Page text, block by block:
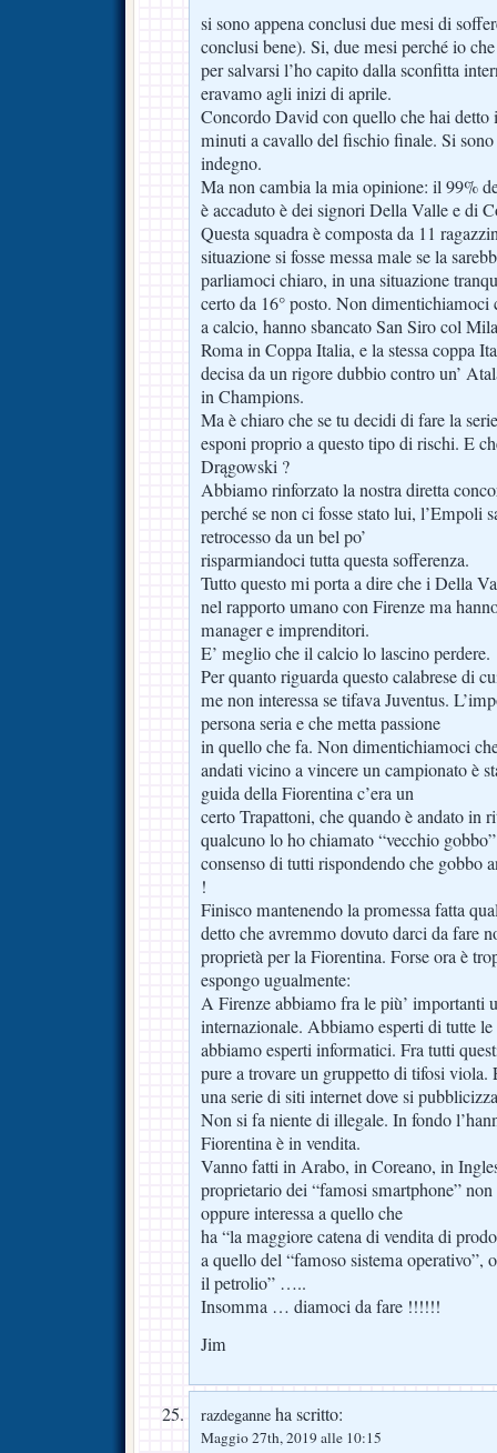
si sono appena conclusi due mesi di
conclusi bene). Si, due mesi perché io
per salvarsi l’ho capito dalla sconfitta
eravamo agli inizi di aprile.
Concordo David con quello che hai
minuti a cavallo del fischio finale. Si
indegno.
Ma non cambia la mia opinione: il 99%
è accaduto è dei signori Della Valle e di
Questa squadra è composta da 11
situazione si fosse messa male se la
parliamoci chiaro, in una situazione
certo da 16° posto. Non dimentichiamoci
a calcio, hanno sbancato San Siro col
Roma in Coppa Italia, e la stessa coppa
decisa da un rigore dubbio contro un’
in Champions.
Ma è chiaro che se tu decidi di fare la
esponi proprio a questo tipo di rischi. E
Drągowski ?
Abbiamo rinforzato la nostra diretta
perché se non ci fosse stato lui, l’Empoli
retrocesso da un bel po’
risparmiandoci tutta questa sofferenza.
Tutto questo mi porta a dire che i Della
nel rapporto umano con Firenze ma
manager e imprenditori.
E’ meglio che il calcio lo lascino perdere.
Per quanto riguarda questo calabrese di
me non interessa se tifava Juventus.
persona seria e che metta passione
in quello che fa. Non dimentichiamoci
andati vicino a vincere un campionato è
guida della Fiorentina c’era un
certo Trapattoni, che quando è andato in
qualcuno lo ho chiamato “vecchio
consenso di tutti rispondendo che gobbo
!
Finisco mantenendo la promessa fatta
detto che avremmo dovuto darci da fare
proprietà per la Fiorentina. Forse ora è
espongo ugualmente:
A Firenze abbiamo fra le più’ importanti
internazionale. Abbiamo esperti di tutte
abbiamo esperti informatici. Fra tutti
pure a trovare un gruppetto di tifosi viola.
una serie di siti internet dove si
Non si fa niente di illegale. In fondo
Fiorentina è in vendita.
Vanno fatti in Arabo, in Coreano, in
proprietario dei “famosi smartphone”
oppure interessa a quello che
ha “la maggiore catena di vendita di
a quello del “famoso sistema operativo”,
il petrolio” …..
Insomma … diamoci da fare !!!!!!
Jim
razdeganne ha scritto:
Maggio 27th, 2019 alle 10:15